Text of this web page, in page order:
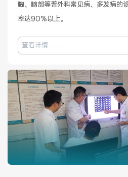
非手术科室
医技科室
专家团队
专家坐诊
胸、脑部等普外科常见病、多发病的
率达90%以上。
查看详情